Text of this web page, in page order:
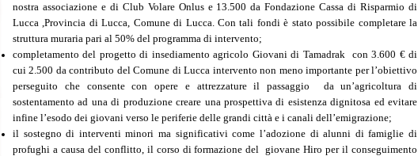
nostra associazione e di Club Volare Onlus e 13.500 da Fondazione Cassa di Risparmio di
Lucca ,Provincia di Lucca, Comune di Lucca. Con tali fondi è stato possibile completare la
struttura muraria pari al 50% del programma di intervento;
completamento del progetto di insediamento agricolo Giovani di Tamadrak con 3.600 € di
cui 2.500 da contributo del Comune di Lucca intervento non meno importante per l’obiettivo
perseguito che consente con opere e attrezzature il passaggio da un’agricoltura di
sostentamento ad una di produzione creare una prospettiva di esistenza dignitosa ed evitare
infine l’esodo dei giovani verso le periferie delle grandi città e i canali dell’emigrazione;
il sostegno di interventi minori ma significativi come l’adozione di alunni di famiglie di
profughi a causa del conflitto, il corso di formazione del giovane Hiro per il conseguimento